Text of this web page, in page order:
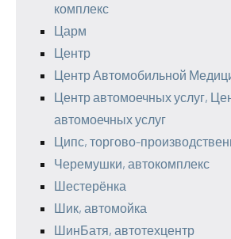
комплекс
Царм
Центр
Центр Автомобильной
Центр автомоечных услуг,
автомоечных услуг
Ципс, торгово-
Черемушки, автокомплекс
Шестерёнка
Шик, автомойка
ШинБатя, автотехцентр